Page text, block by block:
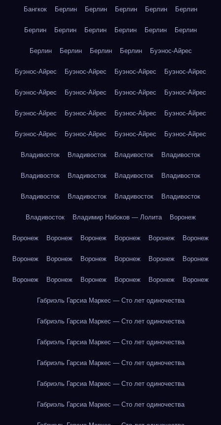
Бангкок Берлин Берлин Берлин Берлин Берлин
Берлин Берлин Берлин Берлин Берлин Берлин
Берлин Берлин Берлин Берлин Буэнос-Айрес
Буэнос-Айрес Буэнос-Айрес Буэнос-Айрес Буэнос-Айрес
Буэнос-Айрес Буэнос-Айрес Буэнос-Айрес Буэнос-Айрес
Буэнос-Айрес Буэнос-Айрес Буэнос-Айрес Буэнос-Айрес
Буэнос-Айрес Буэнос-Айрес Буэнос-Айрес Буэнос-Айрес
Владивосток Владивосток Владивосток Владивосток
Владивосток Владивосток Владивосток Владивосток
Владивосток Владивосток Владивосток Владивосток
Владивосток Владимир Набоков — Лолита Воронеж
Воронеж Воронеж Воронеж Воронеж Воронеж Воронеж
Воронеж Воронеж Воронеж Воронеж Воронеж Воронеж
Воронеж Воронеж Воронеж Воронеж Воронеж Воронеж
Габриэль Гарсиа Маркес — Сто лет одиночества
Габриэль Гарсиа Маркес — Сто лет одиночества
Габриэль Гарсиа Маркес — Сто лет одиночества
Габриэль Гарсиа Маркес — Сто лет одиночества
Габриэль Гарсиа Маркес — Сто лет одиночества
Габриэль Гарсиа Маркес — Сто лет одиночества